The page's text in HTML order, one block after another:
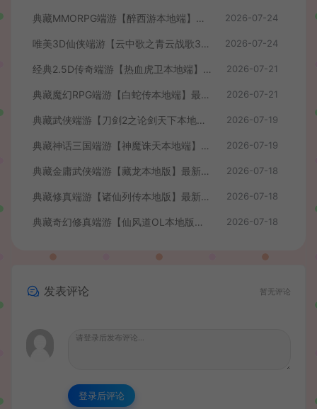
典藏MMORPG端游【醉西游本地端】最新最新整理Win系服务端+PC客户端+GM后台+详细搭建教程 2026-07-24
唯美3D仙侠端游【云中歌之青云战歌3D本地端】最整理Win系服务端+PC客户端+GM工具+详细搭建教程 2026-07-24
经典2.5D传奇端游【热血虎卫本地端】最新整理Win系服务端+PC客户端+详细搭建教程 2026-07-21
典藏魔幻RPG端游【白蛇传本地端】最新整理Win系服务端+PC客户端+GM工具+详细搭建教程 2026-07-21
典藏武侠端游【刀剑2之论剑天下本地端】最新整理Win系服务端+PC客户端+GM工具+详细搭建教程 2026-07-19
典藏神话三国端游【神魔诛天本地端】最新整理Win系服务端+PC客户端+货币修改教程+详细搭建教程 2026-07-19
典藏金庸武侠端游【藏龙本地版】最新整理Win系服务端+PC客户端+GM工具+详细搭建教程 2026-07-18
典藏修真端游【诸仙列传本地版】最新整理Win系服务端+PC客户端+GM工具+详细搭建教程 2026-07-18
典藏奇幻修真端游【仙风道OL本地版】最新整理Win系服务端+PC客户端+GM工具+详细搭建教程 2026-07-18
发表评论 暂无评论
登录后评论